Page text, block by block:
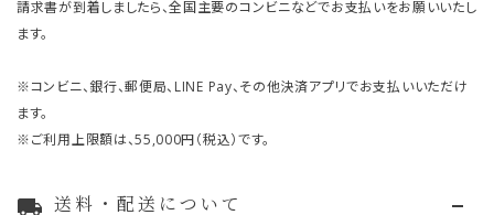
請求書が到着しましたら、全国主要のコンビニなどでお支払いをお願いいたし
ます。
※コンビニ、銀行、郵便局、LINE Pay、その他決済アプリでお支払いいただけ
ます。
※ご利用上限額は、55,000円（税込）です。
local_shipping 送料・配送について